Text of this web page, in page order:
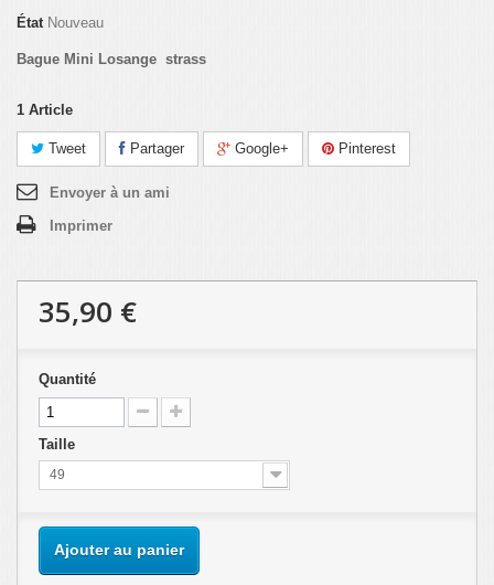
État Nouveau
Bague Mini Losange strass
1 Article
Tweet Partager Google+ Pinterest
Envoyer à un ami
Imprimer
35,90 €
Quantité
Taille
49
Ajouter au panier